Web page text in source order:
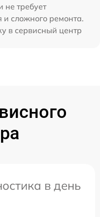
не требует
и сложного ремонта.
в сервисный центр
в день